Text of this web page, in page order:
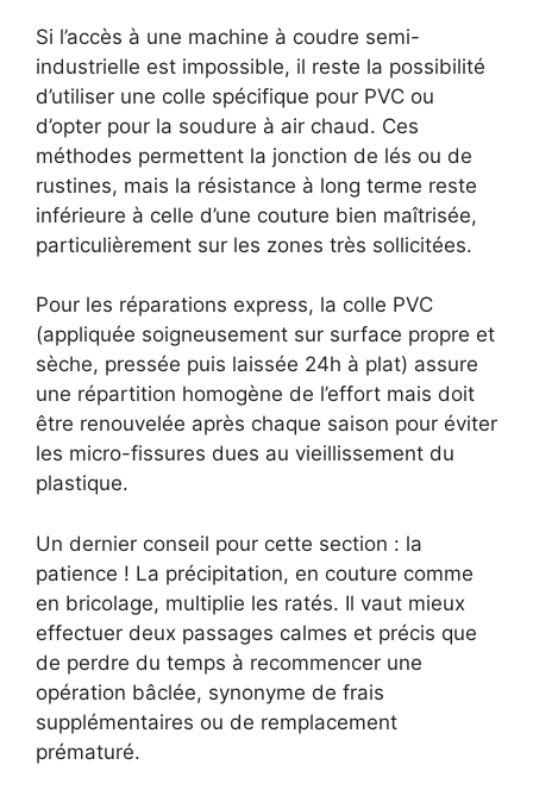
Si l’accès à une machine à coudre semi-
industrielle est impossible, il reste la possibilité
d’utiliser une colle spécifique pour PVC ou
d’opter pour la soudure à air chaud. Ces
méthodes permettent la jonction de lés ou de
rustines, mais la résistance à long terme reste
inférieure à celle d’une couture bien maîtrisée,
particulièrement sur les zones très sollicitées.
Pour les réparations express, la colle PVC
(appliquée soigneusement sur surface propre et
sèche, pressée puis laissée 24h à plat) assure
une répartition homogène de l’effort mais doit
être renouvelée après chaque saison pour éviter
les micro-fissures dues au vieillissement du
plastique.
Un dernier conseil pour cette section : la
patience ! La précipitation, en couture comme
en bricolage, multiplie les ratés. Il vaut mieux
effectuer deux passages calmes et précis que
de perdre du temps à recommencer une
opération bâclée, synonyme de frais
supplémentaires ou de remplacement
prématuré.